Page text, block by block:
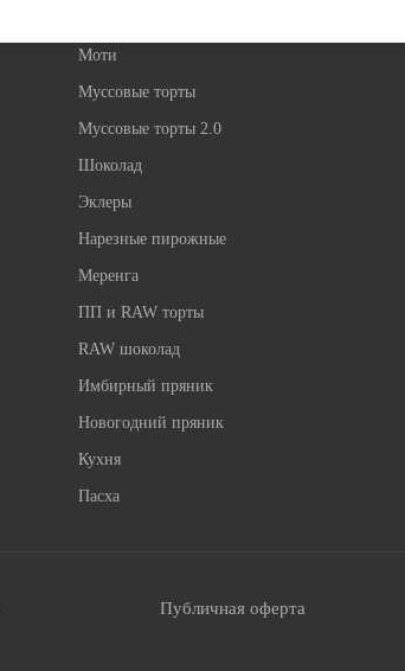
Моти
Муссовые торты
Муссовые торты 2.0
Шоколад
Эклеры
Нарезные пирожные
Меренга
ПП и RAW торты
RAW шоколад
Имбирный пряник
Новогодний пряник
Кухня
Пасха
Публичная оферта